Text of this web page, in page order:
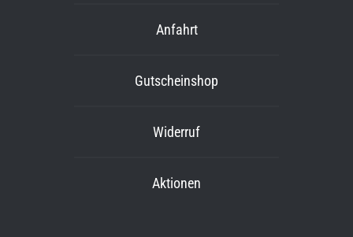
Anfahrt
Gutscheinshop
Widerruf
Aktionen